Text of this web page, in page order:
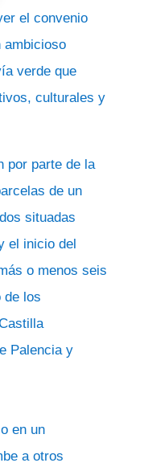
el convenio
ambicioso
verde que
culturales y
por parte de la
de un
situadas
el inicio del
o menos seis
de los
Palencia y
en un
a otros